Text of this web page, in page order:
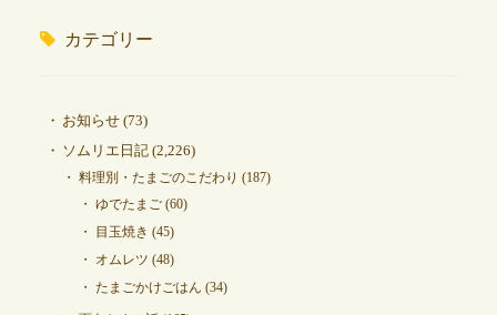
カテゴリー
お知らせ(73)
ソムリエ日記(2,226)
料理別・たまごのこだわり (187)
ゆでたまご(60)
目玉焼き (45)
オムレツ (48)
たまごかけごはん (34)